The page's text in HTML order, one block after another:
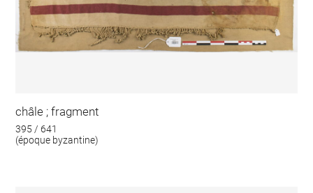
châle ; fragment
395 / 641
(époque byzantine)